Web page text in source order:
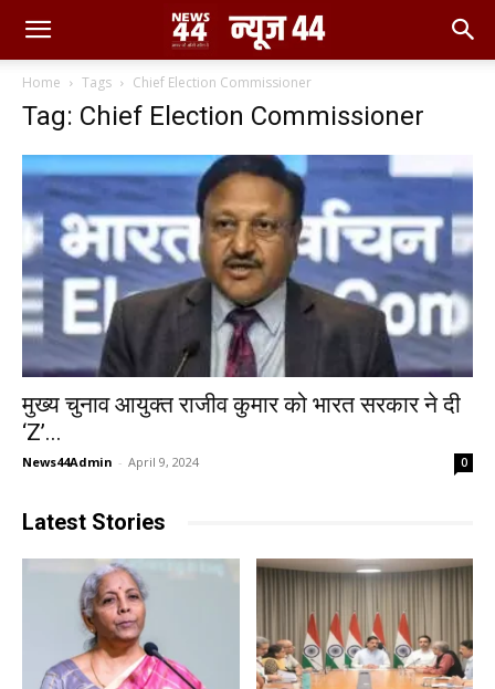
Home Tags Chief Election Commissioner
Tag: Chief Election Commissioner
मुख्‍य चुनाव आयुक्‍त राजीव कुमार को भारत सरकार ने दी
‘Z’...
News44Admin - April 9, 2024 0
Latest Stories